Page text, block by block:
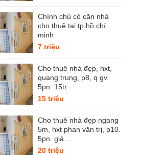
Chính chủ có căn nhà
cho thuê tại tp hồ chí
minh
7 triệu
Cho thuê nhà đẹp, hxt,
quang trung, p8, q gv.
5pn. 15tr.
15 triệu
Cho thuê nhà đẹp ngang
5m, hxt phan văn trị, p10.
5pn. giá ...
20 triệu